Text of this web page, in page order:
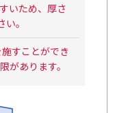
いため、厚さ
。
すことができ
があります。